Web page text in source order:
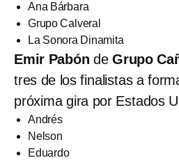
Ana Bárbara
Grupo Calveral
La Sonora Dinamita
Emir Pabón deGrupo
tres de los finalistas a
próxima gira por Estados
Andrés
Nelson
Eduardo